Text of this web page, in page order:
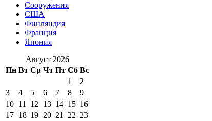
Сооружения
США
Финляндия
Франция
Япония
Август 2026
Пн Вт Ср Чт Пт Сб Вс
1
2
3
4 5 6 7 8
9
10 11 12 13 14 15 16
17 18 19 20 21 22 23